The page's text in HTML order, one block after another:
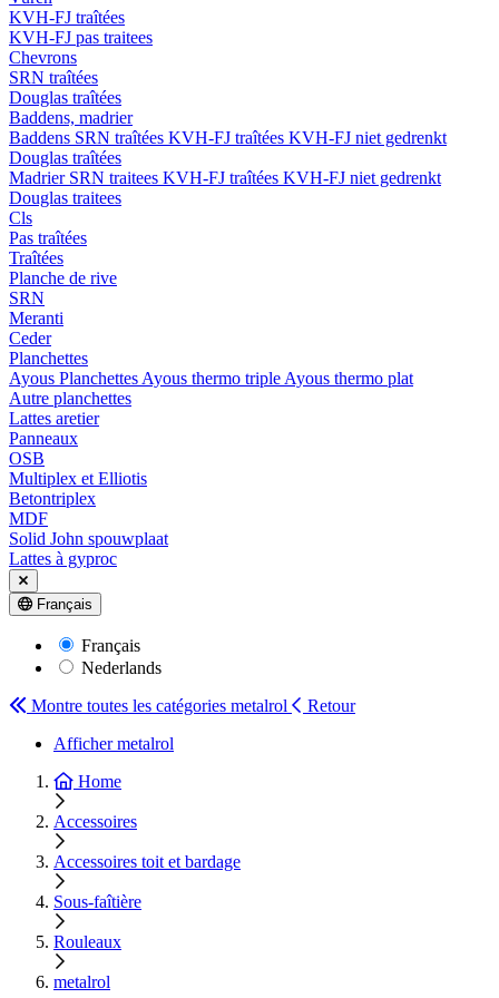
KVH-FJ traîtées
KVH-FJ pas traitees
Chevrons
SRN traîtées
Douglas traîtées
Baddens, madrier
Baddens SRN traîtées KVH-FJ traîtées KVH-FJ niet gedrenkt
Douglas traîtées
Madrier SRN traitees KVH-FJ traîtées KVH-FJ niet gedrenkt
Douglas traitees
Cls
Pas traîtées
Traîtées
Planche de rive
SRN
Meranti
Ceder
Planchettes
Ayous Planchettes Ayous thermo triple Ayous thermo plat
Autre planchettes
Lattes aretier
Panneaux
OSB
Multiplex et Elliotis
Betontriplex
MDF
Solid John spouwplaat
Lattes à gyproc
Français
Français
Nederlands
Montre toutes les catégories metalrol
Retour
Afficher metalrol
Home
Accessoires
Accessoires toit et bardage
Sous-faîtière
Rouleaux
metalrol